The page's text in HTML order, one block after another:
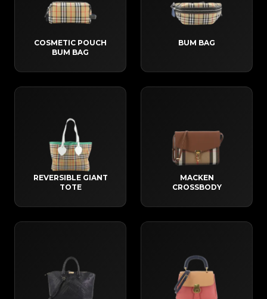
COSMETIC POUCH
BUM BAG
BUM BAG
REVERSIBLE GIANT
TOTE
MACKEN
CROSSBODY